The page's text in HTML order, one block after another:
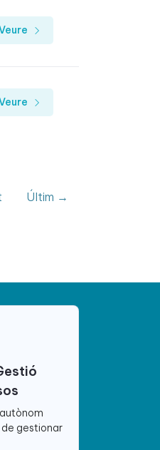
Últim →
gestionar